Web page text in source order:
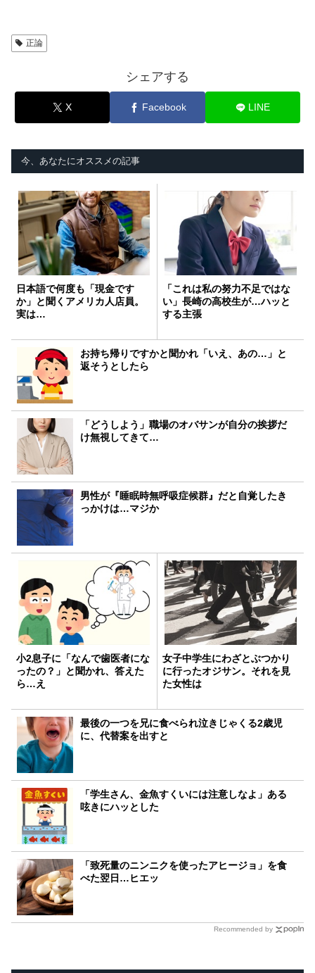
正論
シェアする
X Facebook LINE
今、あなたにオススメの記事
日本語で何度も「現金です
か」と聞くアメリカ人店員。
実は…
「これは私の努力不足ではな
い」長崎の高校生が…ハッと
する主張
お持ち帰りですかと聞かれ「いえ、あの…」と
返そうとしたら
「どうしよう」職場のオバサンが自分の挨拶だ
け無視してきて…
男性が『睡眠時無呼吸症候群』だと自覚したき
っかけは…マジか
小2息子に「なんで歯医者にな
ったの？」と聞かれ、答えた
ら…え
女子中学生にわざとぶつかり
に行ったオジサン。それを見
た女性は
最後の一つを兄に食べられ泣きじゃくる2歳児
に、代替案を出すと
「学生さん、金魚すくいには注意しなよ」ある
呟きにハッとした
「致死量のニンニクを使ったアヒージョ」を食
べた翌日…ヒエッ
Recommended by